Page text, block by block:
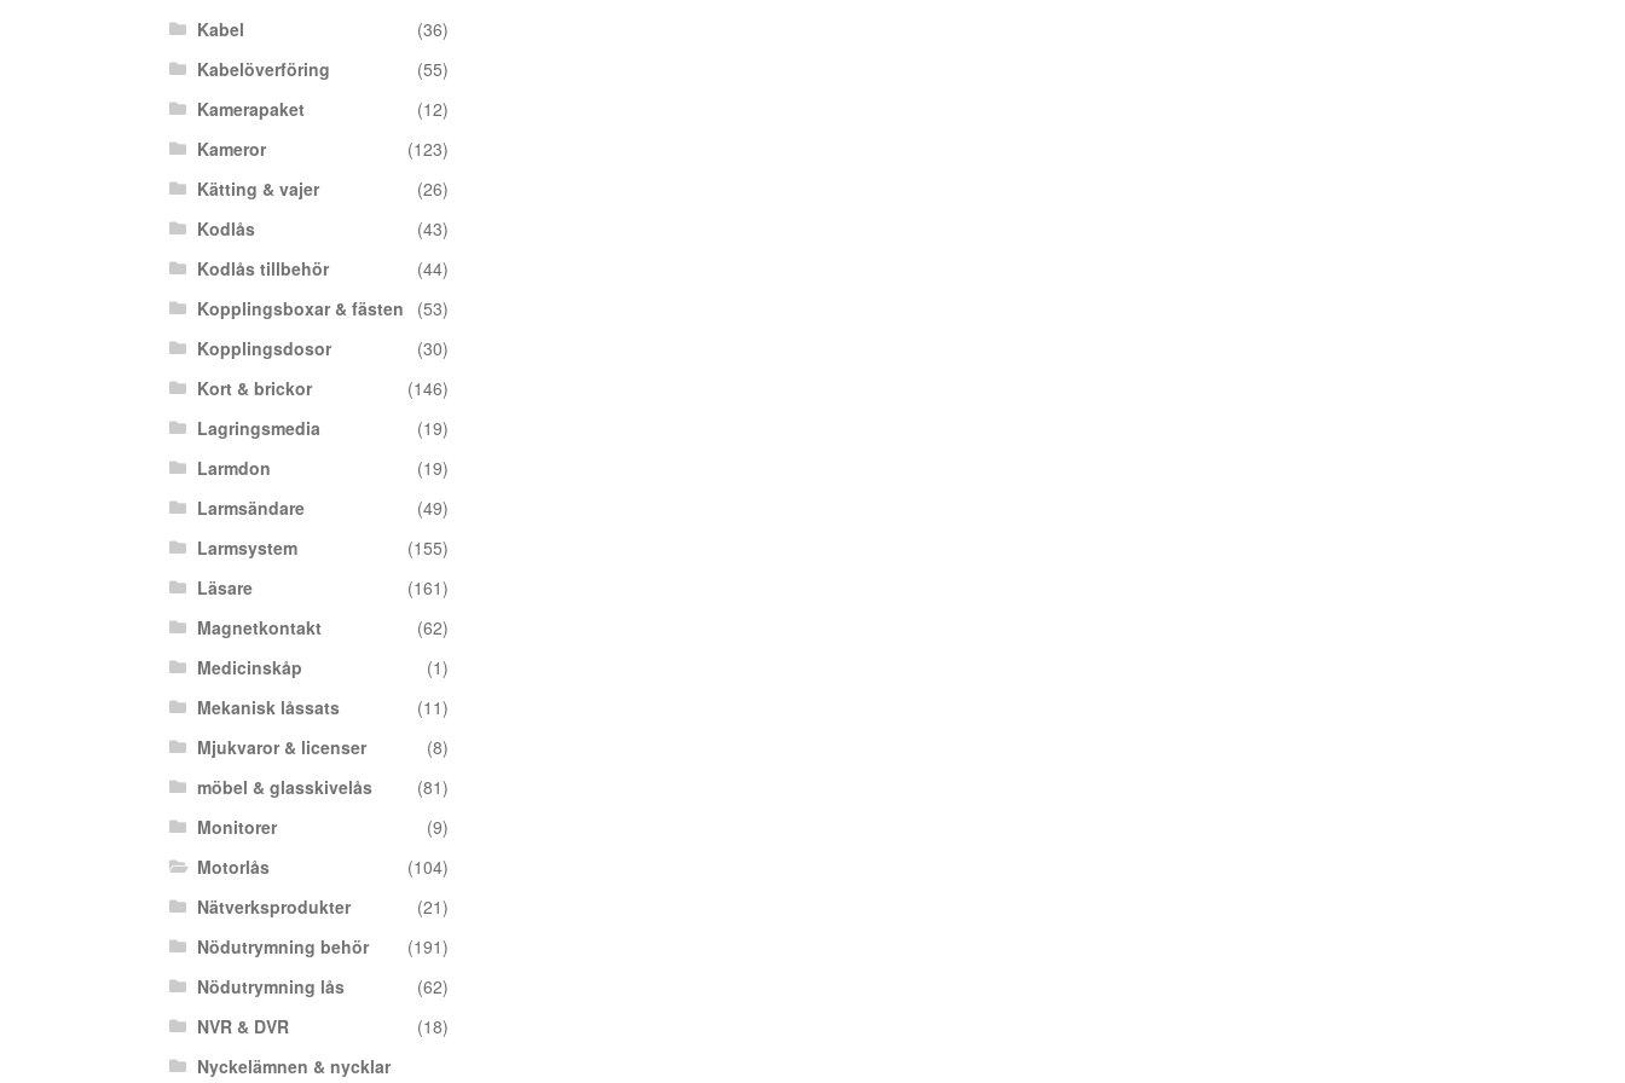
Kabel
(36)
Kabelöverföring
(55)
Kamerapaket
(12)
Kameror
(123)
Kätting & vajer
(26)
Kodlås
(43)
Kodlås tillbehör
(44)
Kopplingsboxar & fästen
(53)
Kopplingsdosor
(30)
Kort & brickor
(146)
Lagringsmedia
(19)
Larmdon
(19)
Larmsändare
(49)
Larmsystem
(155)
Läsare
(161)
Magnetkontakt
(62)
Medicinskåp
(1)
Mekanisk låssats
(11)
Mjukvaror & licenser
(8)
möbel & glasskivelås
(81)
Monitorer
(9)
Motorlås
(104)
Nätverksprodukter
(21)
Nödutrymning behör
(191)
Nödutrymning lås
(62)
NVR & DVR
(18)
Nyckelämnen & nycklar